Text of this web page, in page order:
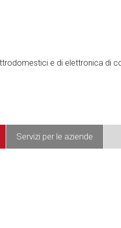
Servizi per le aziende